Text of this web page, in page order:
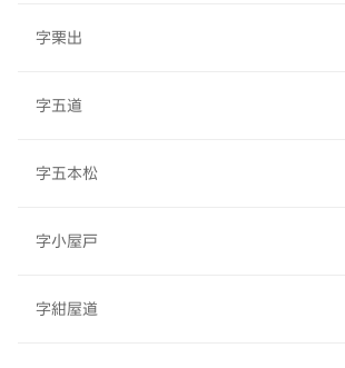
字栗出
字五道
字五本松
字小屋戸
字紺屋道